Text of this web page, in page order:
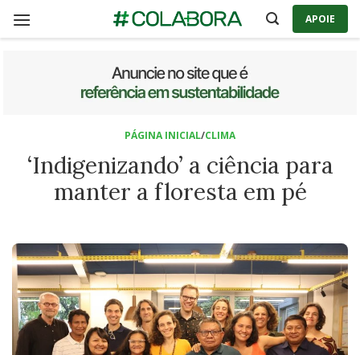
APOIE
PÁGINA INICIAL/CLIMA
‘Indigenizando’ a ciência para
manter a floresta em pé